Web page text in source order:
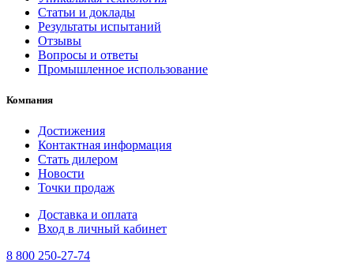
Статьи и доклады
Результаты испытаний
Отзывы
Вопросы и ответы
Промышленное использование
Компания
Достижения
Контактная информация
Стать дилером
Новости
Точки продаж
Доставка и оплата
Вход в личный кабинет
8 800 250-27-74